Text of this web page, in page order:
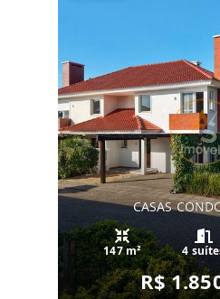
CASAS
147 m² 4
R$